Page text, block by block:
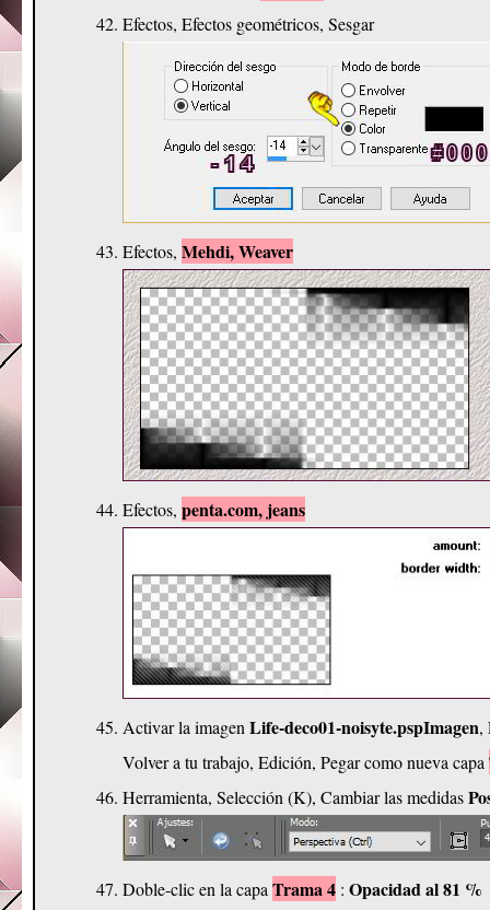
Efectos, Efectos geométricos, Sesgar
Efectos, Mehdi, Weaver
Efectos, penta.com, jeans
Activar la imagen Life-deco01-noisyte.pspImagen,
Volver a tu trabajo, Edición, Pegar como nueva capa
Herramienta, Selección (K), Cambiar las medidas
Doble-clic en la capa Trama 4 : Opacidad al 81 %